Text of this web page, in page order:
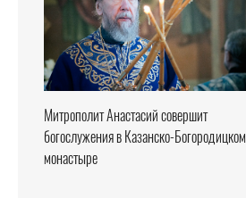
Митрополит Анастасий совершит
богослужения в Казанско-Богородицком
монастыре